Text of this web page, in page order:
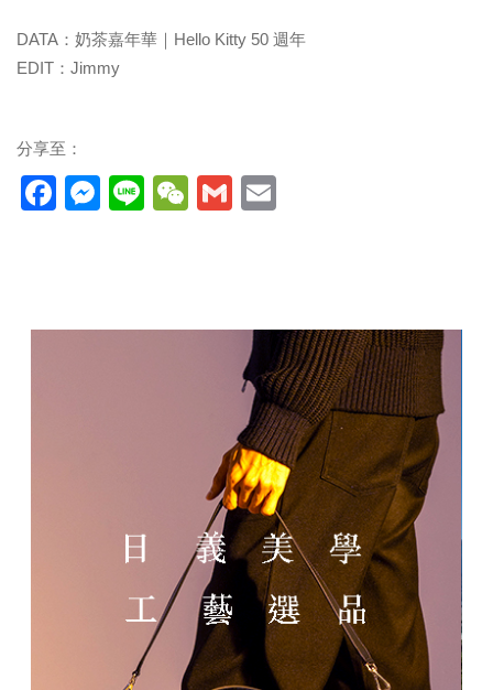
DATA：奶茶嘉年華｜Hello Kitty 50 週年
EDIT：Jimmy
分享至：
Facebook
Messenger
LineWeChat
Gmail